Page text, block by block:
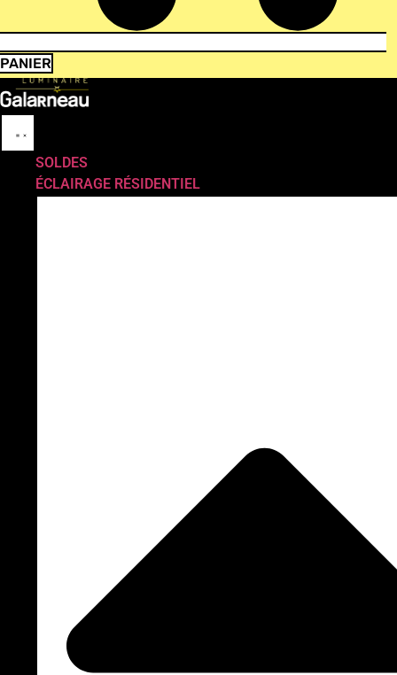
PANIER
SOLDES
ÉCLAIRAGE RÉSIDENTIEL